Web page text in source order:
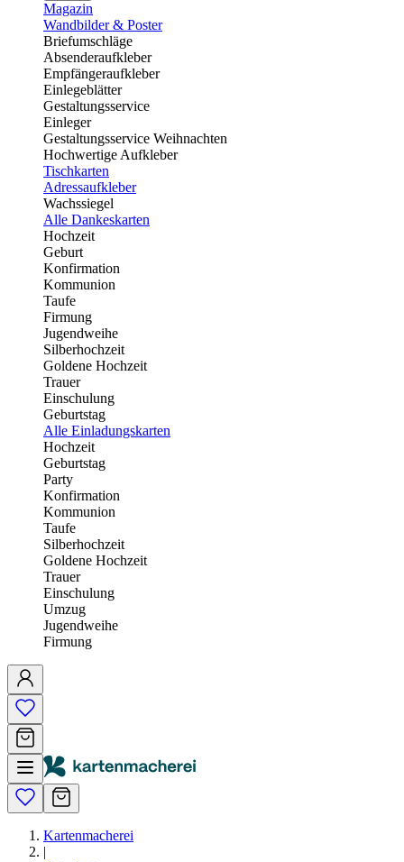
Magazin
Wandbilder & Poster
Briefumschläge
Absenderaufkleber
Empfängeraufkleber
Einlegeblätter
Gestaltungsservice
Einleger
Gestaltungsservice Weihnachten
Hochwertige Aufkleber
Tischkarten
Adressaufkleber
Wachssiegel
Alle Dankeskarten
Hochzeit
Geburt
Konfirmation
Kommunion
Taufe
Firmung
Jugendweihe
Silberhochzeit
Goldene Hochzeit
Trauer
Einschulung
Geburtstag
Alle Einladungskarten
Hochzeit
Geburtstag
Party
Konfirmation
Kommunion
Taufe
Silberhochzeit
Goldene Hochzeit
Trauer
Einschulung
Umzug
Jugendweihe
Firmung
Kartenmacherei
|